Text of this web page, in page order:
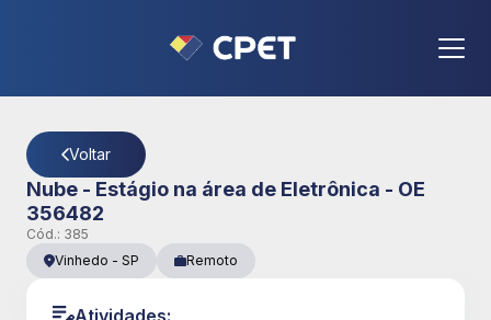
Voltar
Nube - Estágio na área de Eletrônica - OE
356482
Cód.: 385
Vinhedo - SP Remoto
Atividades: